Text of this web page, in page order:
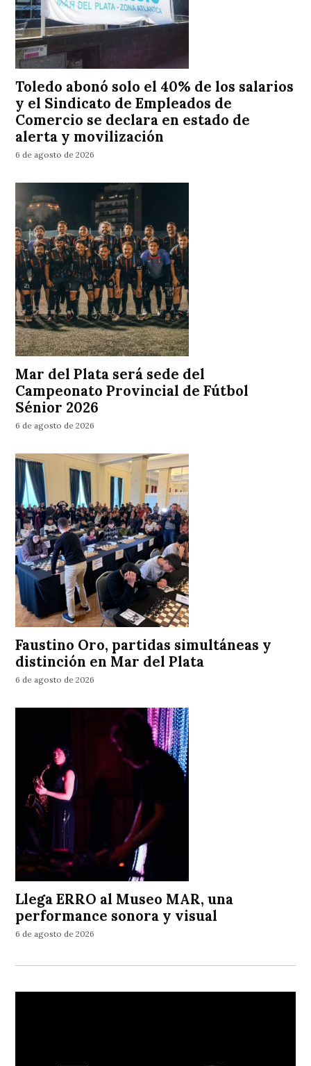
Toledo abonó solo el 40% de los salarios
y el Sindicato de Empleados de
Comercio se declara en estado de
alerta y movilización
6 de agosto de 2026
Mar del Plata será sede del
Campeonato Provincial de Fútbol
Sénior 2026
6 de agosto de 2026
Faustino Oro, partidas simultáneas y
distinción en Mar del Plata
6 de agosto de 2026
Llega ERRO al Museo MAR, una
performance sonora y visual
6 de agosto de 2026